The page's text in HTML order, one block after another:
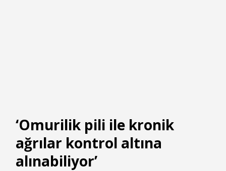
‘Omurilik pili ile kronik
ağrılar kontrol altına
alınabiliyor’